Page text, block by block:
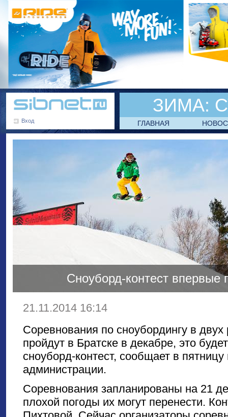
Вход
ЗИМА:
ГЛАВНАЯ
Сноуборд-контест впервые
21.11.2014 16:14
Соревнования по сноубордингу в
пройдут в Братске в декабре, это
сноуборд-контест, сообщает в
администрации.
Соревнования запланированы на 21
плохой погоды их могут перенести.